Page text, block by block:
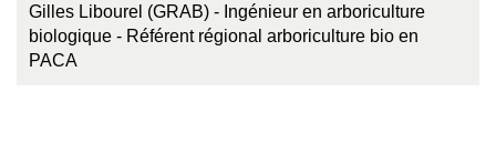
Gilles Libourel (GRAB) - Ingénieur en arboriculture
biologique - Référent régional arboriculture bio en
PACA